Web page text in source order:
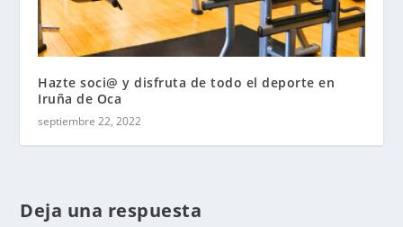
Hazte soci@ y disfruta de todo el deporte en
Iruña de Oca
septiembre 22, 2022
Deja una respuesta